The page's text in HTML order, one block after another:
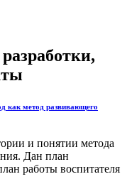
как метод развивающего
и понятии метода
Дан план
работы воспитателя